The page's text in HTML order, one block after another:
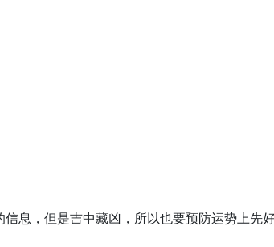
息，但是吉中藏凶，所以也要预防运势上先